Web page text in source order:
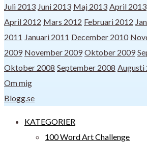
Juli 2013 Juni 2013 Maj 2013 April 2013
April 2012 Mars 2012 Februari 2012
2011 Januari 2011 December 2010
2009 November 2009 Oktober 2009
Oktober 2008 September 2008 Augusti
Om mig
Blogg.se
KATEGORIER
100 Word Art Challenge